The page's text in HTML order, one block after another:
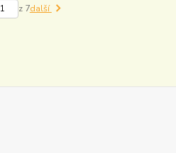
z 7další